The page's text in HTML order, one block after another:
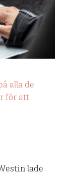
alla de
för att
lade